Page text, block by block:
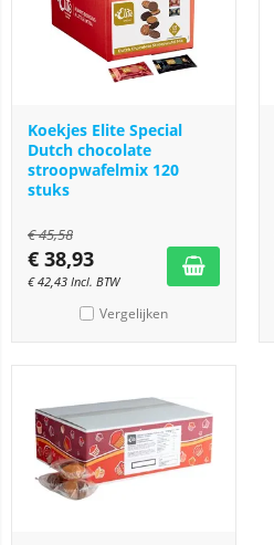
Koekjes Elite Special
Dutch chocolate
stroopwafelmix 120
stuks
€45,58
€ 38,93
€42,43 Incl. BTW
Vergelijken